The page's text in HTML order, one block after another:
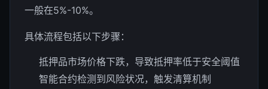
一般在5%-10%。
具体流程包括以下步骤：
抵押品市场价格下跌，导致抵押率低于安全阈值
智能合约检测到风险状况，触发清算机制